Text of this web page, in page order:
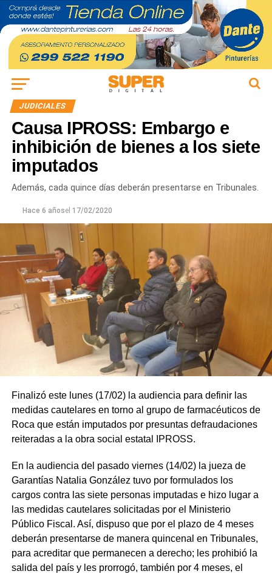
JUDICIALES
Causa IPROSS: Embargo e
inhibición de bienes a los siete
imputados
Además, cada quince días deberán presentarse en Tribunales.
Hace 6 añosel 17/02/2020
Finalizó este lunes (17/02) la audiencia para definir las
medidas cautelares en torno al grupo de farmacéuticos de
Roca que están imputados por presuntas defraudaciones
reiteradas a la obra social estatal IPROSS.
En la audiencia del pasado viernes (14/02) la jueza de
Garantías Natalia González tuvo por formulados los
cargos contra las siete personas imputadas e hizo lugar a
las medidas cautelares solicitadas por el Ministerio
Público Fiscal. Así, dispuso que por el plazo de 4 meses
deberán presentarse de manera quincenal en Tribunales,
para acreditar que permanecen a derecho; les prohibió la
salida del país y les prorrogó, también por 4 meses, el